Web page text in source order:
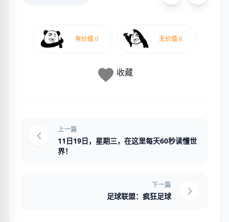
收藏
上一篇
11日19日，星期三，在这里每天60秒读懂世
界！
下一篇
足球联盟：疯狂足球